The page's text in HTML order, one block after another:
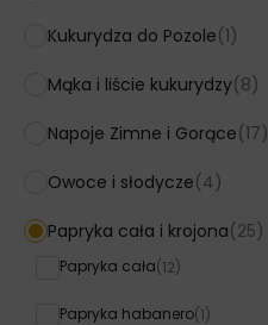
Kukurydza do Pozole(1)
Mąka i liście kukurydzy(8)
Napoje Zimne i Gorące(17)
Owoce i słodycze(4)
Papryka cała i krojona(25)
Papryka cała(12)
Papryka habanero(1)